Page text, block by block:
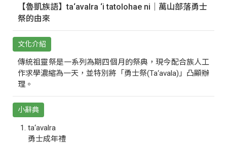
【魯凱族語】ta‘avalra ‘i tatolohae ni｜萬山部落勇士
祭的由來
文化介紹
傳統祖靈祭是一系列為期四個月的祭典，現今配合族人工
作求學濃縮為一天，並特別將「勇士祭(Ta‘avala)」凸顯辦
理。
小辭典
ta‘avalra
勇士成年禮